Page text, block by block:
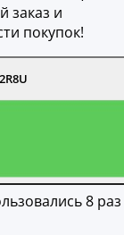
заказ и
покупок!
8 раз